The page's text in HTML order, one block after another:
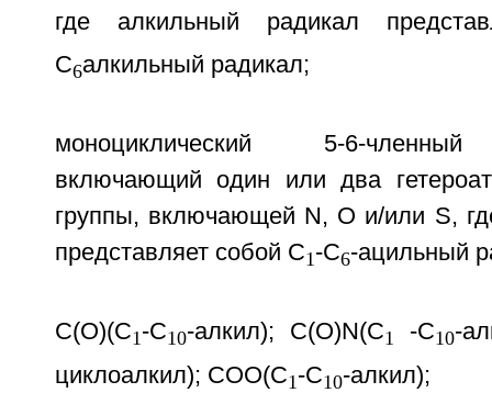
где алкильный радикал
C6алкильный радикал;
моноциклический 5-6-членный
включающий один или два
группы, включающей N, О и/или S,
представляет собой C1-C6-ацильный
C(O)(C1-C10-алкил); C(O)N(C1 -C10-
циклоалкил); СОО(C1-C10-алкил);